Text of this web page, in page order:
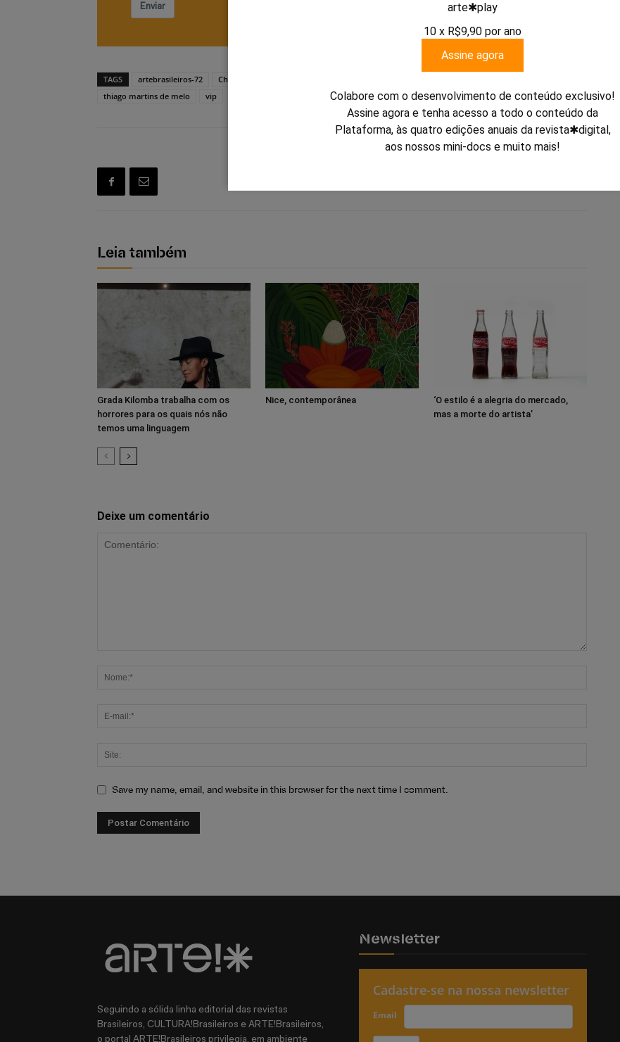
arte✱play
10 x R$9,90 por ano
Assine agora
Colabore com o desenvolvimento de conteúdo exclusivo!
Assine agora e tenha acesso a todo o conteúdo da
Plataforma, às quatro edições anuais da revista✱digital,
aos nossos mini-docs e muito mais!
Enviar
TAGS artebrasileiros-72 Chão SLZ
thiago martins de melo
vip
Leia também
Grada Kilomba trabalha com os
horrores para os quais nós não
temos uma linguagem
Nice, contemporânea
‘O estilo é a alegria do mercado,
mas a morte do artista’
Deixe um comentário
Save my name, email, and website in this browser for the next time I comment.
Seguindo a sólida linha editorial das revistas
Brasileiros, CULTURA!Brasileiros e ARTE!Brasileiros,
Newsletter
Cadastre-se na nossa newsletter
Email